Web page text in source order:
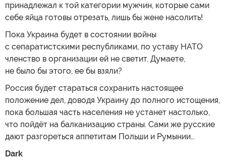
принадлежал к той категории мужчин, которые сами
себе яйца готовы отрезать, лишь бы жене насолить!
Пока Украина будет в состоянии войны
с сепаратистскими республиками, по уставу НАТО
членство в организации ей не светит. Думаете,
не было бы этого, ее бы взяли?
Россия будет стараться сохранить настоящее
положение дел, доводя Украину до полного истощения,
пока большая часть населения не устанет настолько,
что пойдёт на балканизацию страны. Сами же русские
дают разгореться аппетитам Польши и Румынии…
Dark